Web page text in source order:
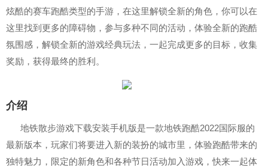
炫酷的赛车跑酷类型的手游，在这里解锁全新的角色，你可以在
这里找到更多的障碍物，参与多种不同的活动，体验全新的跑酷
氛围感，解锁全新的游戏经典玩法，一起完成更多的目标，收集
奖励，获得最终的胜利。
介绍
地铁散步游戏下载安装手机版是一款地铁跑酷2022国际服的
最新版本，玩家们将要进入新的装扮的城市里，体验跑酷带来的
独特魅力，限定的新角色和各种节日活动加入游戏，快来一起体